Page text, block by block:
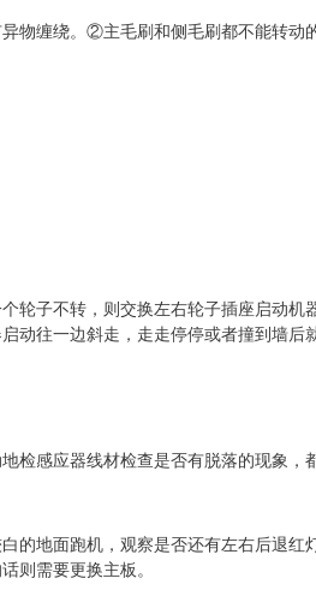
物缠绕。②主毛刷和侧毛刷都不能转动
子不转，则交换左右轮子插座启动机
往一边斜走，走走停停或者撞到墙后
感应器线材检查是否有脱落的现象，
地面跑机，观察是否还有左右后退
则需要更换主板。